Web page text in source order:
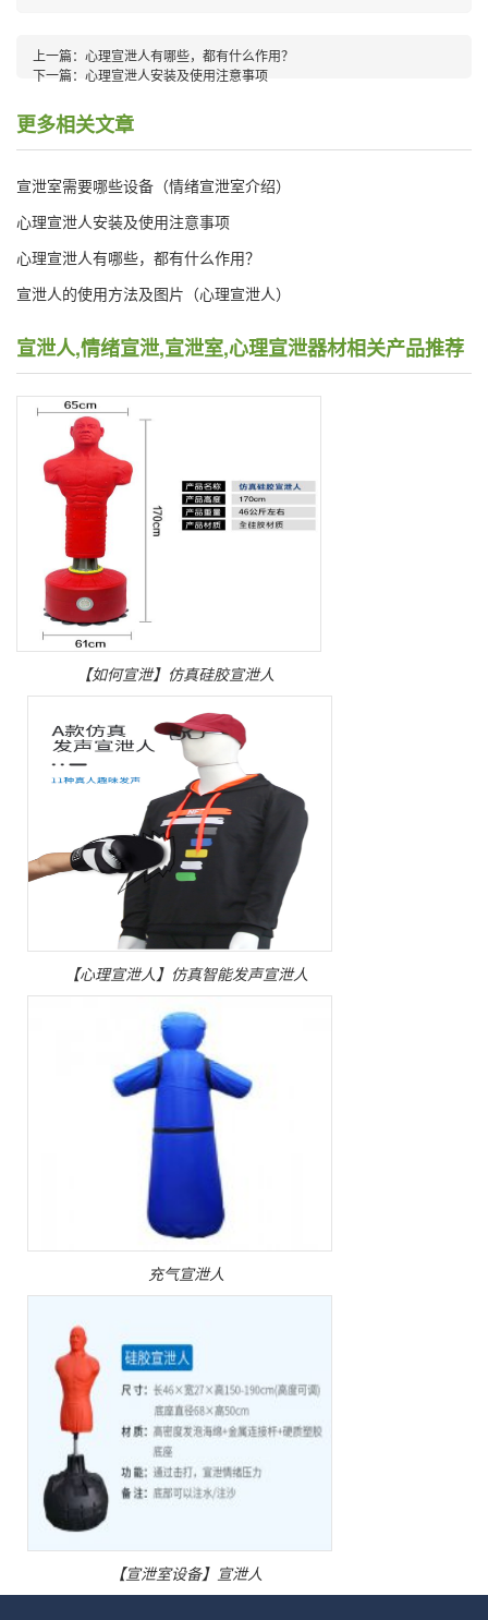
上一篇： 心理宣泄人有哪些，都有什么作用？
下一篇： 心理宣泄人安装及使用注意事项
更多相关文章
宣泄室需要哪些设备（情绪宣泄室介绍）
心理宣泄人安装及使用注意事项
心理宣泄人有哪些，都有什么作用？
宣泄人的使用方法及图片（心理宣泄人）
宣泄人,情绪宣泄,宣泄室,心理宣泄器材相关产品推荐
【如何宣泄】仿真硅胶宣泄人
【心理宣泄人】仿真智能发声宣泄人
充气宣泄人
【宣泄室设备】宣泄人